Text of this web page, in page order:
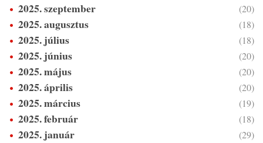
2025. szeptember (20)
2025. augusztus (18)
2025. július (18)
2025. június (20)
2025. május (20)
2025. április (20)
2025. március (19)
2025. február (18)
2025. január (29)